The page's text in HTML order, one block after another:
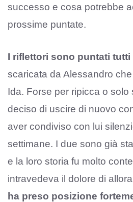
successo e cosa potrebbe
prossime puntate.
I riflettori sono puntati
scaricata da Alessandro
Ida. Forse per ripicca o solo
deciso di uscire di nuovo
aver condiviso con lui
settimane. I due sono già
e la loro storia fu molto
intravedeva il dolore di
ha preso posizione